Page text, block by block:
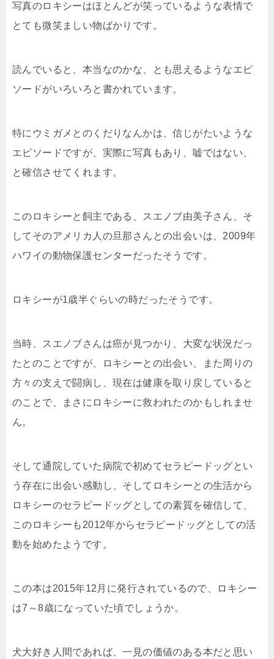
写真のロキシーはほとんどが笑っているような表情で
とても微笑ましい物ばかりです。
読んでいると、本当なのかな、とも思えるようなエピ
ソードがいろいろと書かれています。
特にウミガメとのくだりなんかは、信じがたいような
エピソードですが、実際に写真もあり、嘘ではない、
と確信させてくれます。
このロキシーと飼主である、スエノブ由美子さん、そ
してそのアメリカ人の旦那さんとの出会いは、2009年
ハワイの動物保護センターだったそうです。
ロキシーが1歳半ぐらいの時だったそうです。
当時、スエノブさんは癌が見つかり、大変な状況だっ
たとのことですが、ロキシーとの出会い、また周りの
方々の支えで闘病し、現在は健康を取り戻していると
のことで、まさにロキシーに救われたのかもしれませ
ん。
そして通院していた病院で初めてセラピードッグとい
う存在に出会い感動し、そしてロキシーとの生活から
ロキシーのセラピードッグとしての素質を確信して、
このロキシーも2012年からセラピードッグとしての活
動を始めたようです。
この本は2015年12月に発行されているので、ロキシー
は7～8歳になっていた頃でしょうか。
犬大好き人間であれば、一見の価値のある本だと思い